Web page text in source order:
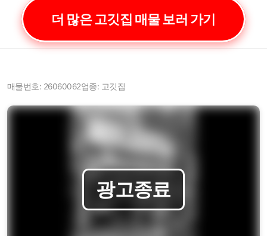
더 많은 고깃집 매물 보러 가기
매물번호: 26060062업종: 고깃집